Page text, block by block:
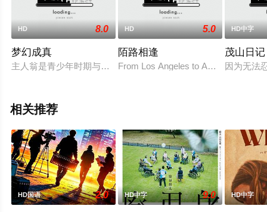
HD 8.0
梦幻成真
主人翁是青少年时期与父亲失和而无法完成梦想的农场主人雷，
HD 5.0
陌路相逢
From Los Angeles to Amsterdam to
HD中字
茂山日记
因为无法
相关推荐
HD国语 2.0 HD中字 9.0 HD中字